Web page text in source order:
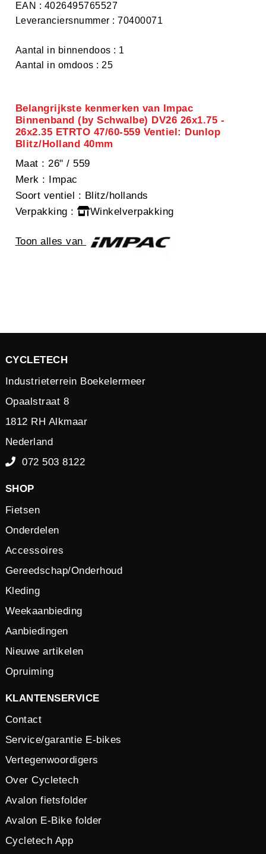
EAN : 4026495765527
Leveranciersnummer : 70400071
Aantal in binnendoos : 1
Aantal in omdoos : 25
Belangrijkste kenmerken van Impac
Binnenband (by Schwalbe) DV26 26x1.75 -
26x2.35 ETRTO 47/60-559 Ventiel: Dunlop
Blitz/Holland 40mm
Maat : 26" / 559
Merk : Impac
Soort ventiel : Blitz/hollands
Verpakking : Winkelverpakking
Toon alles van
CYCLETECH
Industrieterrein Boekelermeer
Opaalstraat 8
1812 RH Alkmaar
Nederland
072 503 8122
SHOP
Fietsen
Onderdelen
Accessoires
Gereedschap/Onderhoud
Kleding
Weekaanbieding
Aanbiedingen
Nieuwe artikelen
Opruiming
KLANTENSERVICE
Contact
Service/garantie E-bikes
Vertegenwoordigers
Over Cycletech
Avalon fietsfolder
Avalon E-Bike folder
Cycletech App